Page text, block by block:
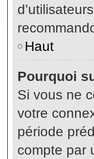
Haut
Pourquoi
Si vous ne
votre
période
compte par